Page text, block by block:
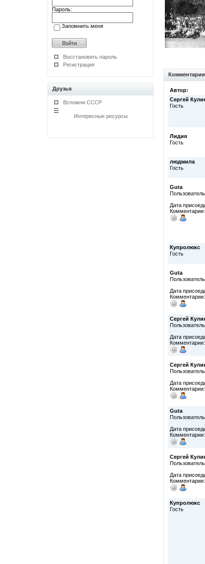
Пароль:
Запомнить меня
Восстановить пароль
Регистрация
Друзья
Вспомни СССР
Интересные ресурсы
Автор:
Сергей
Гость
Лидия
Гость
людмила
Гость
Guta
Пользователь
Дата
Купролюкс
Гость
Guta
Пользователь
Дата
Сергей
Пользователь
Дата
Сергей
Пользователь
Дата
Guta
Пользователь
Дата
Сергей
Пользователь
Дата
Купролюкс
Гость